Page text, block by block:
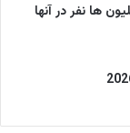
میلیون ها نفر در آنها